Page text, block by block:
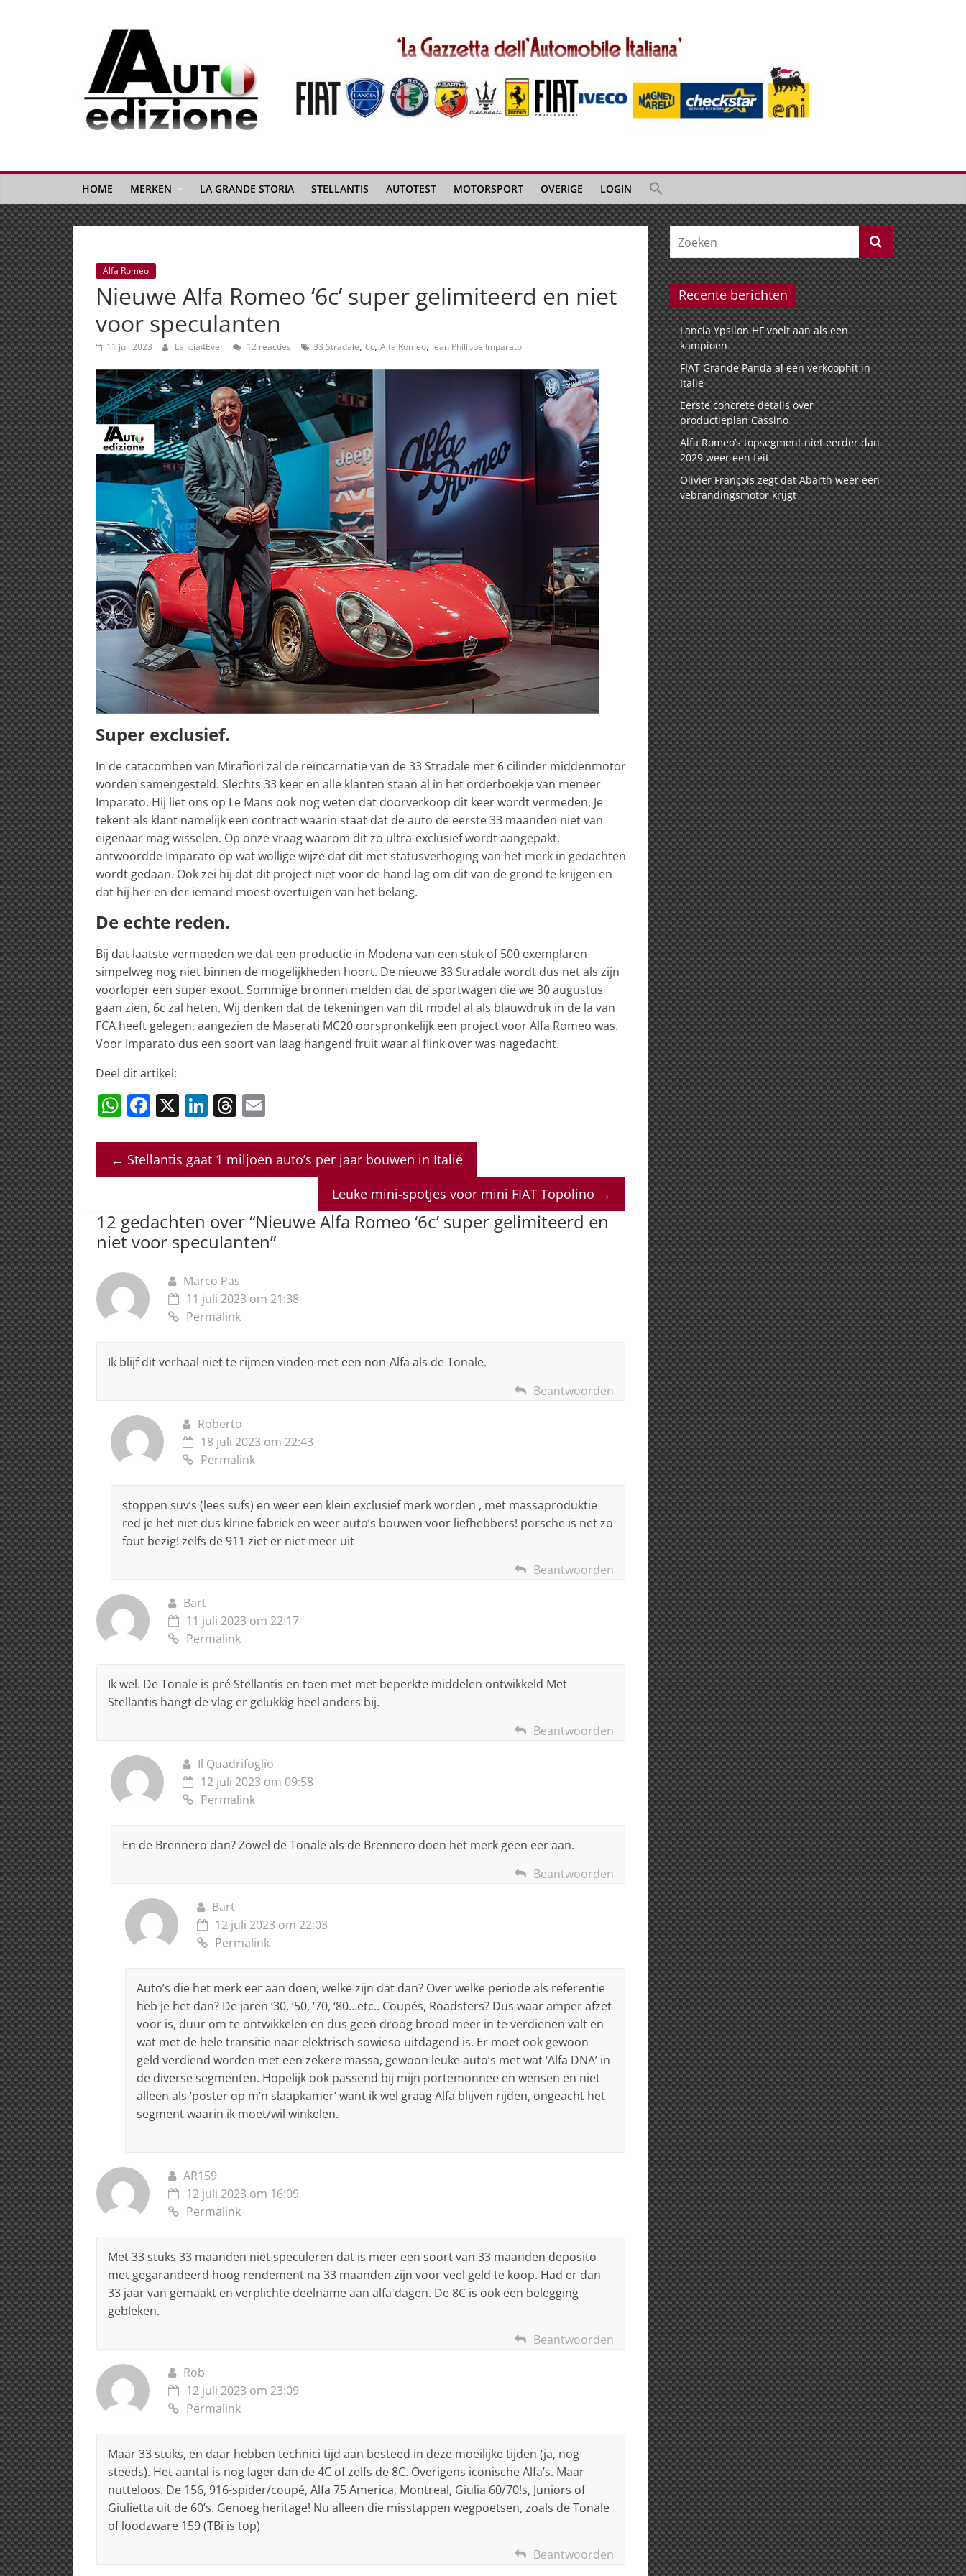
Auto
Edizione
La
Gazetta
dell'Automobile
Italiana
|
Italiaans
autonieuws
&
lifestyle
HOME MERKEN LA GRANDE STORIA STELLANTIS AUTOTEST MOTORSPORT OVERIGE LOGIN
Alfa Romeo
Nieuwe Alfa Romeo ‘6c’ super gelimiteerd en niet
voor speculanten
11 juli 2023 Lancia4Ever 12 reacties 33 Stradale, 6c, Alfa Romeo, Jean Philippe Imparato
Super exclusief.
In de catacomben van Mirafiori zal de reïncarnatie van de 33 Stradale met 6 cilinder middenmotor
worden samengesteld. Slechts 33 keer en alle klanten staan al in het orderboekje van meneer
Imparato. Hij liet ons op Le Mans ook nog weten dat doorverkoop dit keer wordt vermeden. Je
tekent als klant namelijk een contract waarin staat dat de auto de eerste 33 maanden niet van
eigenaar mag wisselen. Op onze vraag waarom dit zo ultra-exclusief wordt aangepakt,
antwoordde Imparato op wat wollige wijze dat dit met statusverhoging van het merk in gedachten
wordt gedaan. Ook zei hij dat dit project niet voor de hand lag om dit van de grond te krijgen en
dat hij her en der iemand moest overtuigen van het belang.
De echte reden.
Bij dat laatste vermoeden we dat een productie in Modena van een stuk of 500 exemplaren
simpelweg nog niet binnen de mogelijkheden hoort. De nieuwe 33 Stradale wordt dus net als zijn
voorloper een super exoot. Sommige bronnen melden dat de sportwagen die we 30 augustus
gaan zien, 6c zal heten. Wij denken dat de tekeningen van dit model al als blauwdruk in de la van
FCA heeft gelegen, aangezien de Maserati MC20 oorspronkelijk een project voor Alfa Romeo was.
Voor Imparato dus een soort van laag hangend fruit waar al flink over was nagedacht.
Deel dit artikel:
W
at
s
p
p
F
c
e
o
o
X Li
k
e
n
T
re
a
s
ai
l
← Stellantis gaat 1 miljoen auto’s per jaar bouwen in Italië
Leuke mini-spotjes voor mini FIAT Topolino →
12 gedachten over “Nieuwe Alfa Romeo ‘6c’ super gelimiteerd en
niet voor speculanten”
Marco Pas
11 juli 2023 om 21:38
Permalink
Ik blijf dit verhaal niet te rijmen vinden met een non-Alfa als de Tonale.
Beantwoorden
Roberto
18 juli 2023 om 22:43
Permalink
stoppen suv’s (lees sufs) en weer een klein exclusief merk worden , met massaproduktie
red je het niet dus klrine fabriek en weer auto’s bouwen voor liefhebbers! porsche is net zo
fout bezig! zelfs de 911 ziet er niet meer uit
Beantwoorden
Bart
11 juli 2023 om 22:17
Permalink
Ik wel. De Tonale is pré Stellantis en toen met met beperkte middelen ontwikkeld Met
Stellantis hangt de vlag er gelukkig heel anders bij.
Beantwoorden
Il Quadrifoglio
12 juli 2023 om 09:58
Permalink
En de Brennero dan? Zowel de Tonale als de Brennero doen het merk geen eer aan.
Beantwoorden
Bart
12 juli 2023 om 22:03
Permalink
Auto’s die het merk eer aan doen, welke zijn dat dan? Over welke periode als referentie
heb je het dan? De jaren ‘30, ‘50, ‘70, ‘80…etc.. Coupés, Roadsters? Dus waar amper afzet
voor is, duur om te ontwikkelen en dus geen droog brood meer in te verdienen valt en
wat met de hele transitie naar elektrisch sowieso uitdagend is. Er moet ook gewoon
geld verdiend worden met een zekere massa, gewoon leuke auto’s met wat ‘Alfa DNA’ in
de diverse segmenten. Hopelijk ook passend bij mijn portemonnee en wensen en niet
alleen als ‘poster op m’n slaapkamer’ want ik wel graag Alfa blijven rijden, ongeacht het
segment waarin ik moet/wil winkelen.
AR159
12 juli 2023 om 16:09
Permalink
Met 33 stuks 33 maanden niet speculeren dat is meer een soort van 33 maanden deposito
met gegarandeerd hoog rendement na 33 maanden zijn voor veel geld te koop. Had er dan
33 jaar van gemaakt en verplichte deelname aan alfa dagen. De 8C is ook een belegging
gebleken.
Beantwoorden
Rob
12 juli 2023 om 23:09
Permalink
Maar 33 stuks, en daar hebben technici tijd aan besteed in deze moeilijke tijden (ja, nog
steeds). Het aantal is nog lager dan de 4C of zelfs de 8C. Overigens iconische Alfa’s. Maar
nutteloos. De 156, 916-spider/coupé, Alfa 75 America, Montreal, Giulia 60/70!s, Juniors of
Giulietta uit de 60’s. Genoeg heritage! Nu alleen die misstappen wegpoetsen, zoals de Tonale
of loodzware 159 (TBi is top)
Beantwoorden
Recente berichten
Lancia Ypsilon HF voelt aan als een
kampioen
FIAT Grande Panda al een verkoophit in
Italië
Eerste concrete details over
productieplan Cassino
Alfa Romeo’s topsegment niet eerder dan
2029 weer een feit
Olivier François zegt dat Abarth weer een
vebrandingsmotor krijgt